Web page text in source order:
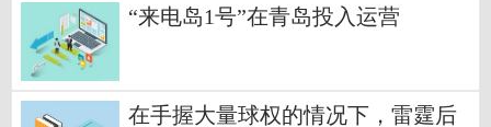
“来电岛1号”在青岛投入运营
在手握大量球权的情况下，雷霆后